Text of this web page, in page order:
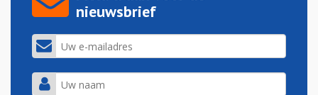
nieuwsbrief